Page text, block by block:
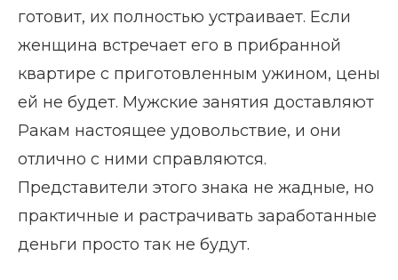
готовит, их полностью устраивает. Если
женщина встречает его в прибранной
квартире с приготовленным ужином, цены
ей не будет. Мужские занятия доставляют
Ракам настоящее удовольствие, и они
отлично с ними справляются.
Представители этого знака не жадные, но
практичные и растрачивать заработанные
деньги просто так не будут.